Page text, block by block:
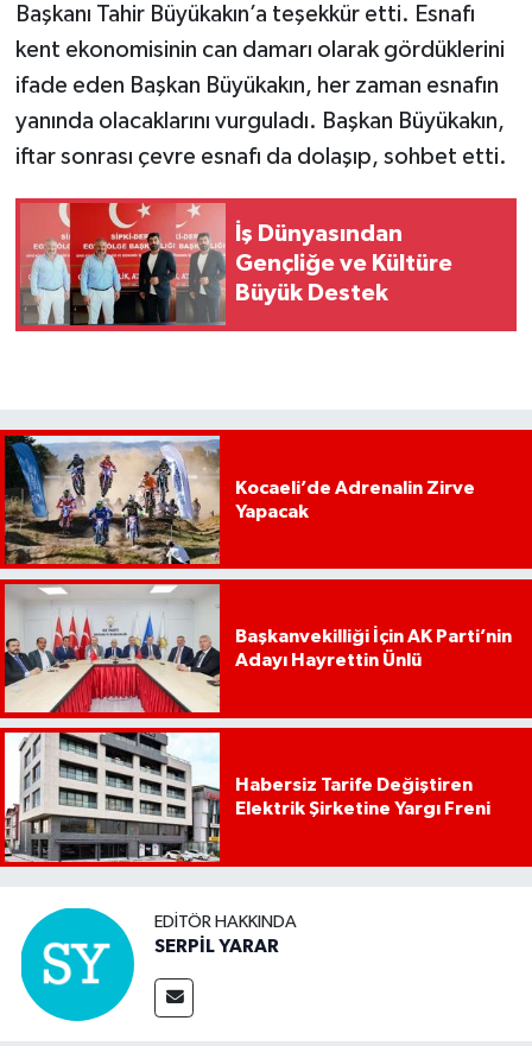
Başkanı Tahir Büyükakın’a teşekkür etti. Esnafı
kent ekonomisinin can damarı olarak gördüklerini
ifade eden Başkan Büyükakın, her zaman esnafın
yanında olacaklarını vurguladı. Başkan Büyükakın,
iftar sonrası çevre esnafı da dolaşıp, sohbet etti.
İş Dünyasından
Gençliğe ve Kültüre
Büyük Destek
Kocaeli’de Adrenalin Zirve
Yapacak
Başkanvekilliği İçin AK Parti’nin
Adayı Hayrettin Ünlü
Habersiz Tarife Değiştiren
Elektrik Şirketine Yargı Freni
EDITÖR HAKKINDA
SERPİL YARAR